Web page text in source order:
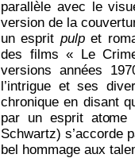
parallèle avec le
version de la
un esprit pulpet
des films « Le
versions années
l’intrigue et ses
chronique en disant
par un esprit atome
Schwartz) s’accorde
bel hommage aux